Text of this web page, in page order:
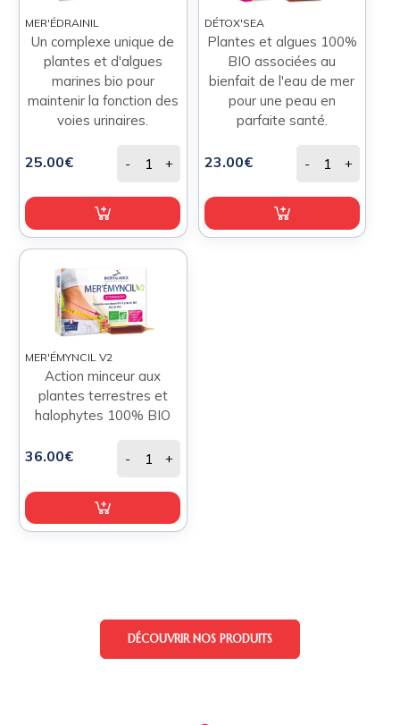
MER'ÉDRAINIL
Un complexe unique de
plantes et d'algues
marines bio pour
maintenir la fonction des
voies urinaires.
25.00€ - +
DÉTOX'SEA
Plantes et algues 100%
BIO associées au
bienfait de l'eau de mer
pour une peau en
parfaite santé.
23.00€ - +
MER'ÉMYNCIL V2
Action minceur aux
plantes terrestres et
halophytes 100% BIO
36.00€ - +
DÉCOUVRIR NOS PRODUITS